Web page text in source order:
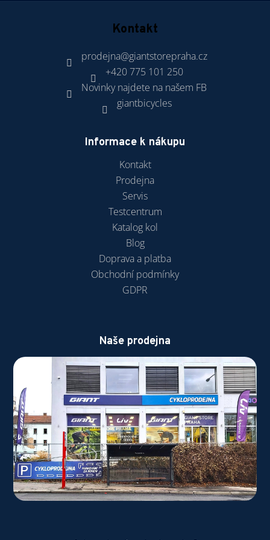
Kontakt
prodejna@giantstorepraha.cz
+420 775 101 250
Novinky najdete na našem FB
giantbicycles
Informace k nákupu
Kontakt
Prodejna
Servis
Testcentrum
Katalog kol
Blog
Doprava a platba
Obchodní podmínky
GDPR
Naše prodejna